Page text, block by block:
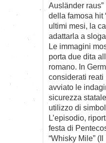
Ausländer
della famosa hit
ultimi mesi, la
adattarla a
Le immagini
porta due dita
romano. In
considerati
avviato le
sicurezza
utilizzo di
L’episodio,
festa di
“Whisky Mile”